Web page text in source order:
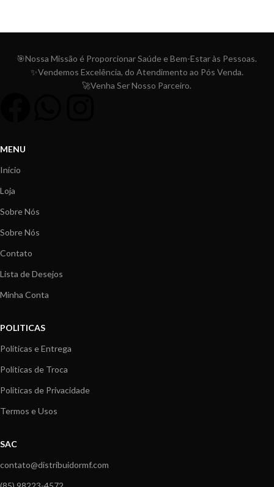
🎯Nossa Missão é ProporcionarSaúde e Bem-Estar às Pessoas.
✨Vendemos Excelência, do Atendimento ao Pós Venda.
🚀Venha Ser Nosso Parceiro.
MENU
Início
Loja
Sobre Nós
Sobre Nós
Contato
Lista de Desejos
Minha Conta
POLITICAS
Políticas e Entrega
Políticas de Troca
Políticas de Privacidade
Termos e Usos
SAC
contato@distribuidormf.com